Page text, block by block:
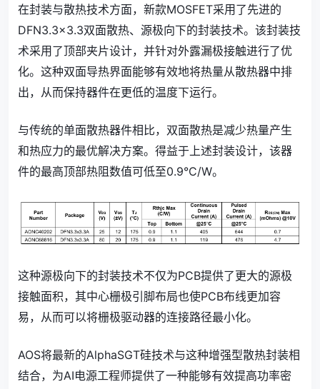
在封装与散热技术方面，新款MOSFET采用了先进的
DFN3.3x3.3双面散热、源极向下的封装技术。该封装技
术采用了顶部夹片设计，并针对外露漏极接触进行了优
化。这种双面导热界面能够有效地将热量从散热器中排
出，从而保持器件在更低的温度下运行。
与传统的单面散热器件相比，双面散热是减少热量产生
和热应力的最优解决方案。得益于上述封装设计，该器
件的最高顶部热阻数值可低至0.9°C/W。
这种源极向下的封装技术不仅为PCB提供了更大的源极
接触面积，其中心栅极引脚布局也使PCB布线更加容
易，从而可以将栅极驱动器的连接路径最小化。
AOS将最新的AlphaSGT硅技术与这种增强型散热封装相
结合，为AI电源工程师提供了一种能够有效提高功率密